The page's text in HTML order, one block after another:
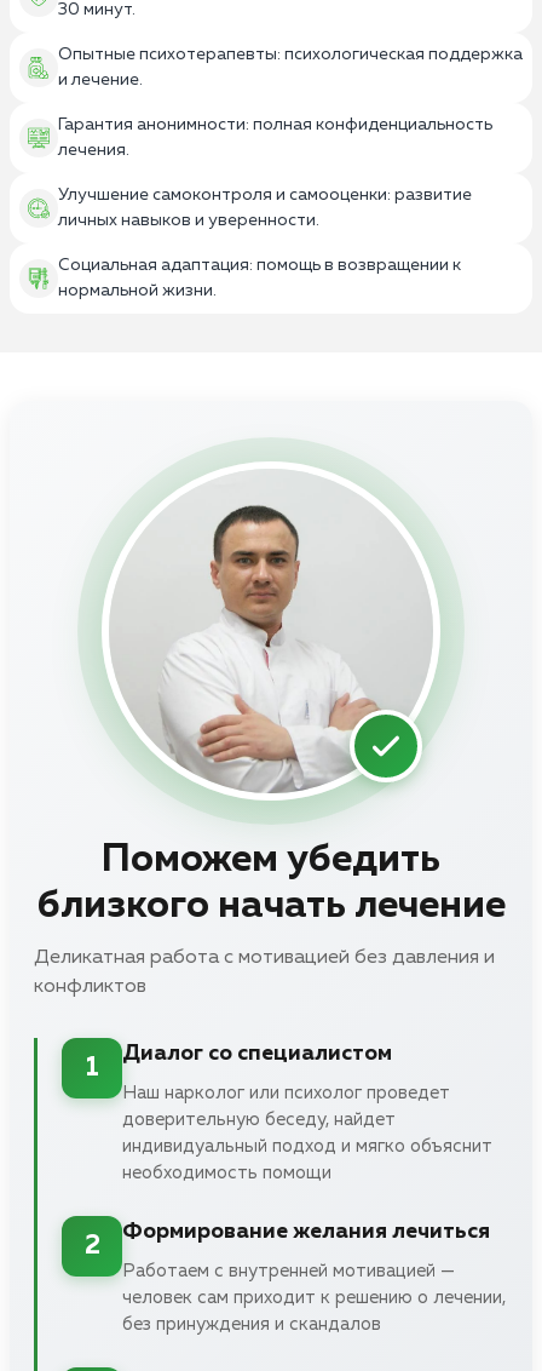
30 минут.
Опытные психотерапевты: психологическая поддержка
и лечение.
Гарантия анонимности: полная конфиденциальность
лечения.
Улучшение самоконтроля и самооценки: развитие
личных навыков и уверенности.
Социальная адаптация: помощь в возвращении к
нормальной жизни.
Поможем убедить
близкого начать лечение
Деликатная работа с мотивацией без давления и
конфликтов
1
Диалог со специалистом
Наш нарколог или психолог проведет
доверительную беседу, найдет
индивидуальный подход и мягко объяснит
необходимость помощи
2
Формирование желания лечиться
Работаем с внутренней мотивацией —
человек сам приходит к решению о лечении,
без принуждения и скандалов